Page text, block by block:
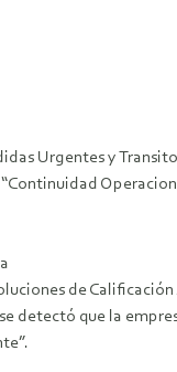
Urgentes y
de
detectó que la